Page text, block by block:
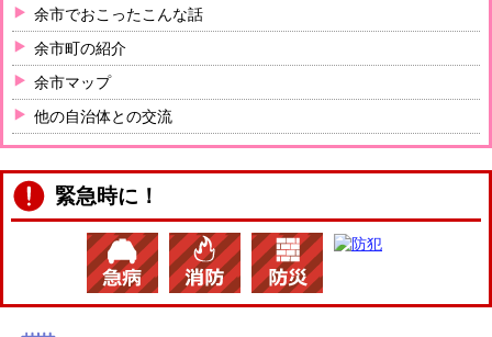
余市でおこったこんな話
余市町の紹介
余市マップ
他の自治体との交流
緊急時に！